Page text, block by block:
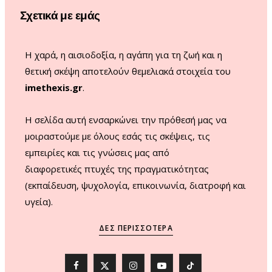
Σχετικά με εμάς
Η χαρά, η αισιοδοξία, η αγάπη για τη ζωή και η
θετική σκέψη αποτελούν θεμελιακά στοιχεία του
imethexis.gr.
H σελίδα αυτή ενσαρκώνει την πρόθεσή μας να
μοιραστούμε με όλους εσάς τις σκέψεις, τις
εμπειρίες και τις γνώσεις μας από
διαφορετικές πτυχές της πραγματικότητας
(εκπαίδευση, ψυχολογία, επικοινωνία, διατροφή και
υγεία).
ΔΕΣ ΠΕΡΙΣΣΌΤΕΡΑ
F X I Y T